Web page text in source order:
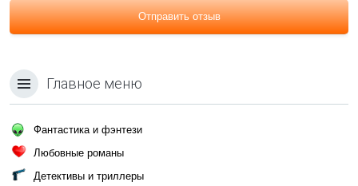
Отправить отзыв
Главное меню
Фантастика и фэнтези
Любовные романы
Детективы и триллеры